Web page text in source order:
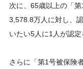
次に、65歳以上の「
3,578.8万人に対し、
いたい5人に1人が認定
さらに「第1号被保険